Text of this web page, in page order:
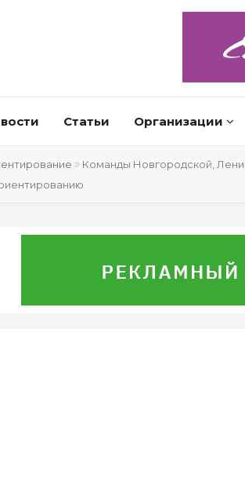
Статьи Организации
Команды Новгородской,